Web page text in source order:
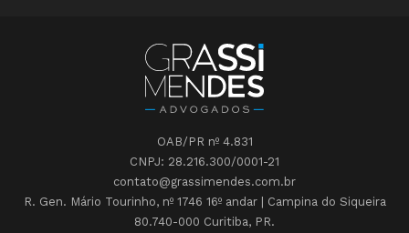
OAB/PR nº 4.831
CNPJ: 28.216.300/0001-21
contato@grassimendes.com.br
R. Gen. Mário Tourinho, nº 1746 16º andar | Campina do Siqueira
80.740-000 Curitiba, PR.